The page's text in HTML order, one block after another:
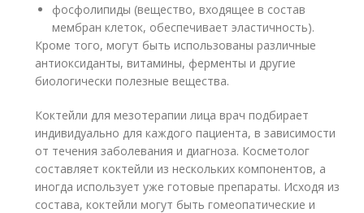
фосфолипиды (вещество, входящее в состав
мембран клеток, обеспечивает эластичность).
Кроме того, могут быть использованы различные
антиоксиданты, витамины, ферменты и другие
биологически полезные вещества.
Коктейли для мезотерапии лица врач подбирает
индивидуально для каждого пациента, в зависимости
от течения заболевания и диагноза. Косметолог
составляет коктейли из нескольких компонентов, а
иногда использует уже готовые препараты. Исходя из
состава, коктейли могут быть гомеопатические и